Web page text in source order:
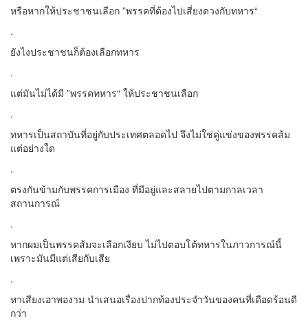
หรือหากให้ประชาชนเลือก ”พรรคที่ต้องไปเสี่ยงดวงกับทหาร“
.
ยังไงประชาชนก็ต้องเลือกทหาร
.
แต่มันไม่ได้มี ”พรรคทหาร“ ให้ประชาชนเลือก
.
ทหารเป็นสถาบันที่อยู่กับประเทศตลอดไป จึงไม่ใช่คู่แข่งของพรรคส้ม
แต่อย่างใด
.
ตรงกันข้ามกับพรรคการเมือง ที่มีอยู่และสลายไปตามกาลเวลา
สถานการณ์
.
หากผมเป็นพรรคส้มจะเลือกเงียบ ไม่ไปตอบโต้ทหารในภาวการณ์นี้
เพราะมันมีแต่เสียกับเสีย
.
หาเสียงเอาพองาม นำเสนอเรื่องปากท้องประจำวันของคนที่เดือดร้อนดี
กว่า